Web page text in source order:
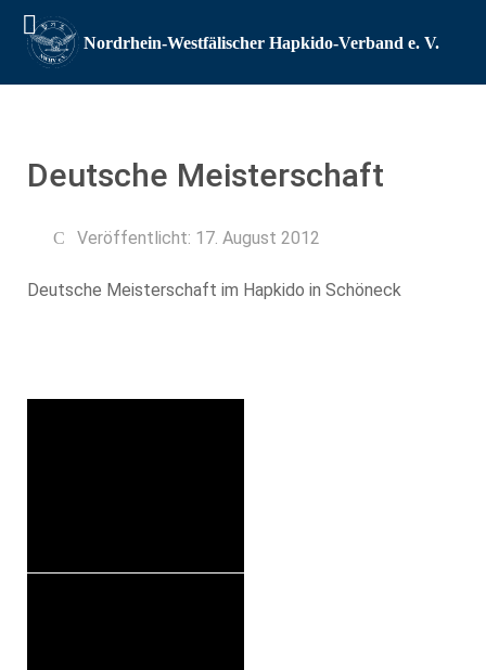
Deutsche Meisterschaft
Veröffentlicht: 17. August 2012
Deutsche Meisterschaft im Hapkido in Schöneck